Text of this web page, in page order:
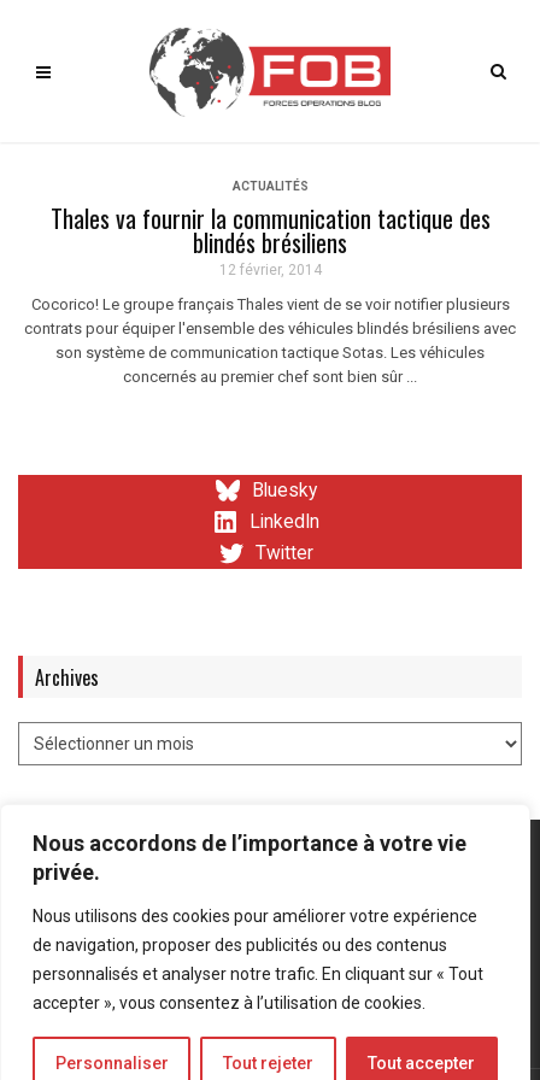
Nous accordons de l’importance à votre vie
privée.
Nous utilisons des cookies pour améliorer votre expérience
de navigation, proposer des publicités ou des contenus
personnalisés et analyser notre trafic. En cliquant sur « Tout
accepter », vous consentez à l’utilisation de cookies.
Personnaliser Tout rejeter Tout accepter
ACTUALITÉS
Thales va fournir la communication tactique des
blindés brésiliens
12 février, 2014
Cocorico! Le groupe français Thales vient de se voir notifier plusieurs
contrats pour équiper l'ensemble des véhicules blindés brésiliens avec
son système de communication tactique Sotas. Les véhicules
concernés au premier chef sont bien sûr ...
Bluesky
LinkedIn
Twitter
Archives
Mentions légales Politique de confidentialité
Bluesky
LinkedIn
Twitter